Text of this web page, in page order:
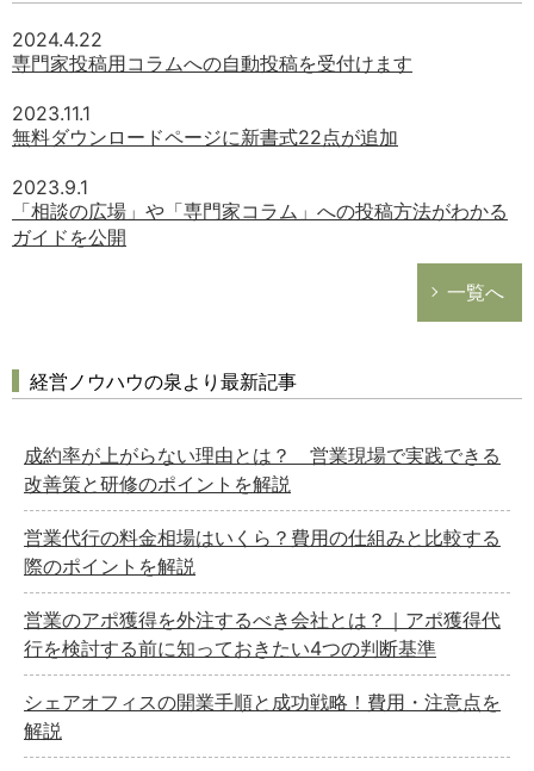
2024.4.22
専門家投稿用コラムへの自動投稿を受付けます
2023.11.1
無料ダウンロードページに新書式22点が追加
2023.9.1
「相談の広場」や「専門家コラム」への投稿方法がわかる
ガイドを公開
一覧へ
経営ノウハウの泉より最新記事
成約率が上がらない理由とは？ 営業現場で実践できる
改善策と研修のポイントを解説
営業代行の料金相場はいくら？費用の仕組みと比較する
際のポイントを解説
営業のアポ獲得を外注するべき会社とは？｜アポ獲得代
行を検討する前に知っておきたい4つの判断基準
シェアオフィスの開業手順と成功戦略！費用・注意点を
解説